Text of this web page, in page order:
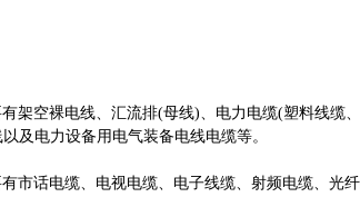
空裸电线、汇流排(母线)、电力电缆(塑料线缆
及电力设备用电气装备电线电缆等。
话电缆、电视电缆、电子线缆、射频电缆、光纤